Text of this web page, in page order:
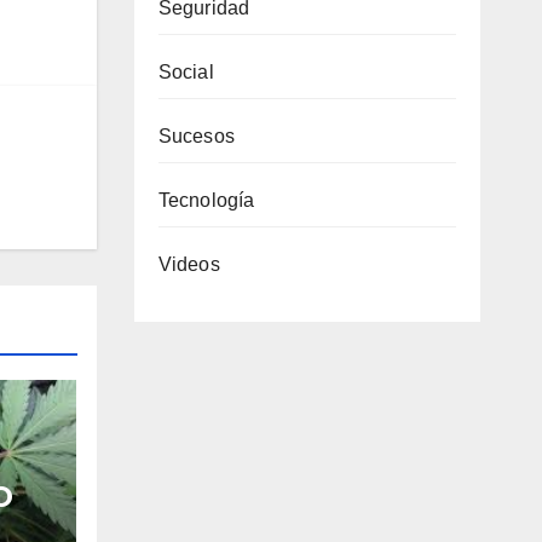
Seguridad
Social
Sucesos
Tecnología
Videos